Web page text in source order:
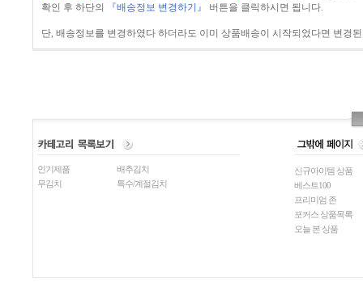
확인 후 하단의
『배송정보 변경하기』 버튼을 클릭하시면 됩니다.
단, 배송정보를 변경하였다 하더라도 이미 상품배송이 시작되었다면 변경
인기제품
배추김치
무김치
특수/계절김치
신규아이템 상품
베스트100
프리미엄 존
포커스 상품목록
오늘 본 상품